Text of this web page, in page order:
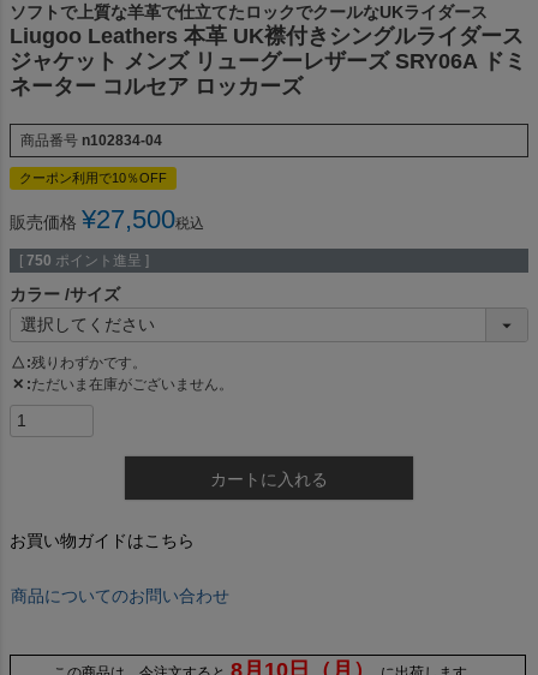
ソフトで上質な羊革で仕立てたロックでクールなUKライダース
Liugoo Leathers 本革 UK襟付きシングルライダース
ジャケット メンズ リューグーレザーズ SRY06A ドミ
ネーター コルセア ロッカーズ
商品番号 n102834-04
クーポン利用で10％OFF
販売価格 ¥27,500税込
[ 750 ポイント進呈 ]
カラー サイズ
△ 残りわずかです。
✕ ただいま在庫がございません。
カートに入れる
お買い物ガイドはこちら
商品についてのお問い合わせ